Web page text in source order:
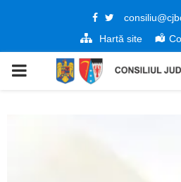
Facebook
Twitter
Hartă site
PRIMARY